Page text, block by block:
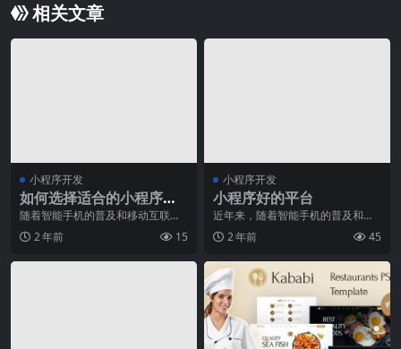
相关文章
小程序开发
如何选择适合的小程序开
发软件？
随着智能手机的普及和移动互联网
的发展，微信小程序成为了连接线
上线下、满足用户需求
2 年前 15
小程序开发
小程序好的平台
近年来，随着智能手机的普及和移
动互联网的发展，小程序成为了一
种受欢迎的应用形式。
2 年前 45